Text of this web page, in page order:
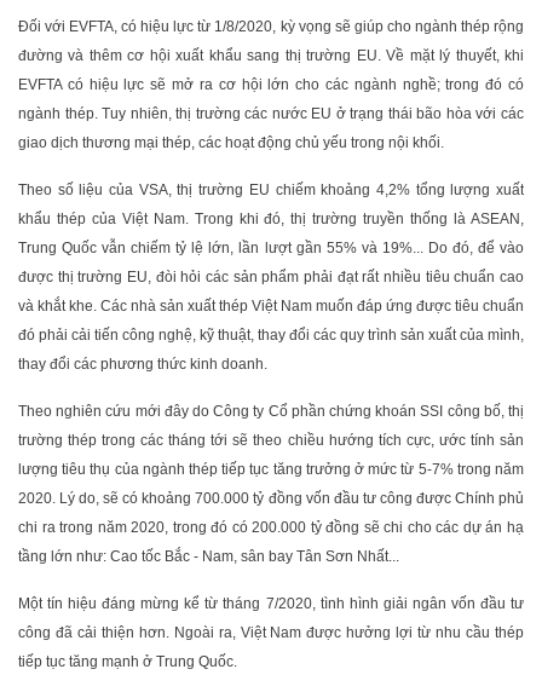
Đối với EVFTA, có hiệu lực từ 1/8/2020, kỳ vọng sẽ giúp cho ngành thép rộng
đường và thêm cơ hội xuất khẩu sang thị trường EU. Về mặt lý thuyết, khi
EVFTA có hiệu lực sẽ mở ra cơ hội lớn cho các ngành nghề; trong đó có
ngành thép. Tuy nhiên, thị trường các nước EU ở trạng thái bão hòa với các
giao dịch thương mại thép, các hoạt động chủ yếu trong nội khối.
Theo số liệu của VSA, thị trường EU chiếm khoảng 4,2% tổng lượng xuất
khẩu thép của Việt Nam. Trong khi đó, thị trường truyền thống là ASEAN,
Trung Quốc vẫn chiếm tỷ lệ lớn, lần lượt gần 55% và 19%... Do đó, để vào
được thị trường EU, đòi hỏi các sản phẩm phải đạt rất nhiều tiêu chuẩn cao
và khắt khe. Các nhà sản xuất thép Việt Nam muốn đáp ứng được tiêu chuẩn
đó phải cải tiến công nghệ, kỹ thuật, thay đổi các quy trình sản xuất của mình,
thay đổi các phương thức kinh doanh.
Theo nghiên cứu mới đây do Công ty Cổ phần chứng khoán SSI công bố, thị
trường thép trong các tháng tới sẽ theo chiều hướng tích cực, ước tính sản
lượng tiêu thụ của ngành thép tiếp tục tăng trưởng ở mức từ 5-7% trong năm
2020. Lý do, sẽ có khoảng 700.000 tỷ đồng vốn đầu tư công được Chính phủ
chi ra trong năm 2020, trong đó có 200.000 tỷ đồng sẽ chi cho các dự án hạ
tầng lớn như: Cao tốc Bắc - Nam, sân bay Tân Sơn Nhất...
Một tín hiệu đáng mừng kể từ tháng 7/2020, tình hình giải ngân vốn đầu tư
công đã cải thiện hơn. Ngoài ra, Việt Nam được hưởng lợi từ nhu cầu thép
tiếp tục tăng mạnh ở Trung Quốc.